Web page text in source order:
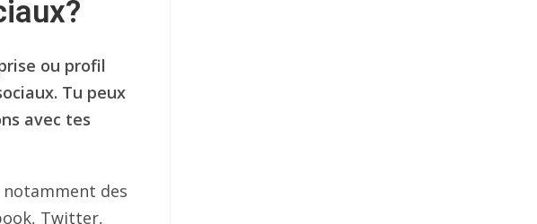
ou profil
Tu peux
avec tes
des
Twitter,